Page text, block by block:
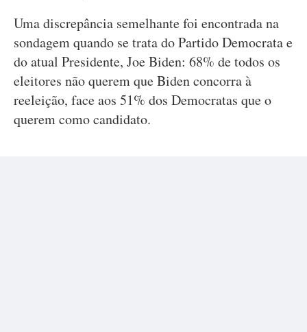
Uma discrepância semelhante foi encontrada na
sondagem quando se trata do Partido Democrata e
do atual Presidente, Joe Biden: 68% de todos os
eleitores não querem que Biden concorra à
reeleição, face aos 51% dos Democratas que o
querem como candidato.